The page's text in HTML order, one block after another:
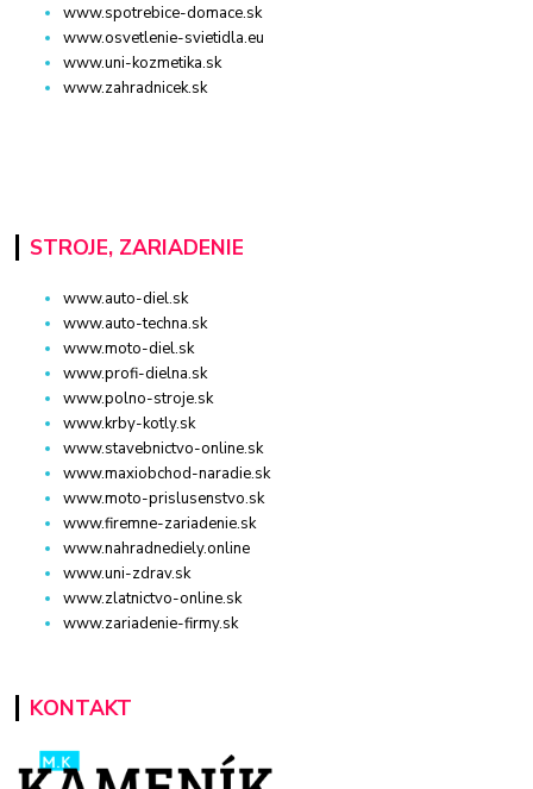
www.spotrebice-domace.sk
www.osvetlenie-svietidla.eu
www.uni-kozmetika.sk
www.zahradnicek.sk
STROJE, ZARIADENIE
www.auto-diel.sk
www.auto-techna.sk
www.moto-diel.sk
www.profi-dielna.sk
www.polno-stroje.sk
www.krby-kotly.sk
www.stavebnictvo-online.sk
www.maxiobchod-naradie.sk
www.moto-prislusenstvo.sk
www.firemne-zariadenie.sk
www.nahradnediely.online
www.uni-zdrav.sk
www.zlatnictvo-online.sk
www.zariadenie-firmy.sk
KONTAKT